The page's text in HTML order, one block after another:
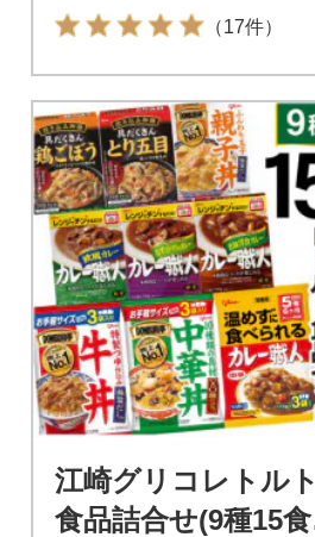
（17件）
江崎グリコレトルト
食品詰合せ(9種15食